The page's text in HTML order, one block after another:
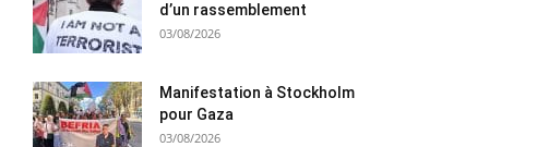
d’un rassemblement
03/08/2026
Manifestation à Stockholm
pour Gaza
03/08/2026